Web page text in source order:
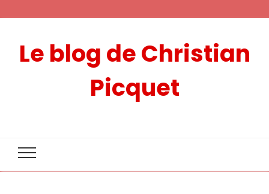
Le blog de Christian
Picquet